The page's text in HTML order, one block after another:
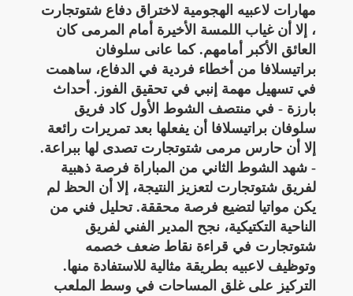
مهارات لاعبيه الهجومية لاختراق دفاع شتوتجارت
، إلا أن غياب اللمسة الأخيرة أمام المرمى كان
العائق الأكبر أمامهم. كما عانى سلوفان
براتيسلافا من أخطاء فردية في الدفاع، ساهمت
في تسهيل مهمة إنبي في تحقيق الفوز. أحداث
بارزة - في منتصف الشوط الأول كاد فريق
سلوفان براتيسلافا أن يفعلها بعد تمريرات رائعة
إلا أن حارس مرمى شتوتجارت تصدى لها ببراعة.
- شهد الشوط الثاني من المباراة فرصة ذهبية
لفريق شتوتجارت لتعزيز النتيجة، إلا أن الحظ لم
يكن مواتيا لتضيع فرصة محققة. تحليل فني من
الناحية التكتيكية، نجح المدير الفني لفريق
شتوتجارت في قراءة نقاط ضعف خصمه
وتوظيف لاعبيه بطريقة مثالية للاستفادة منها.
التركيز على غلق المساحات في وسط الملعب